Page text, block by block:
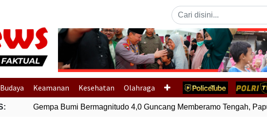
Previous
Keamanan Kesehatan Olahraga
Gempa Bumi Bermagnitudo 4,0 Guncang Memberamo Tengah, Papua